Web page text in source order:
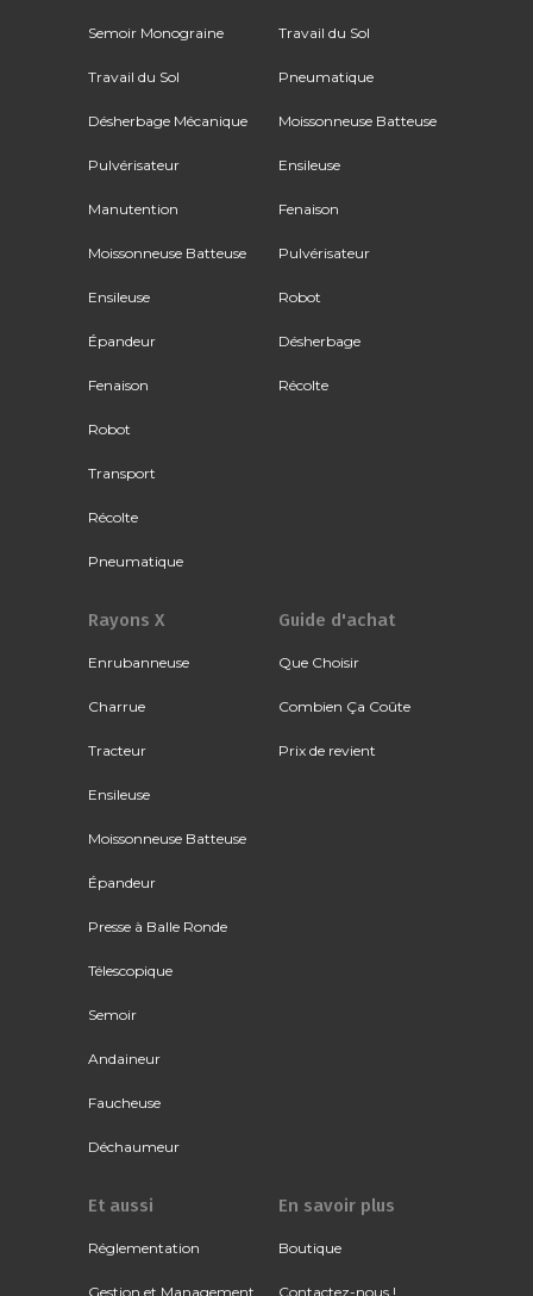
Semoir Monograine
Travail du Sol
Désherbage Mécanique
Pulvérisateur
Manutention
Moissonneuse Batteuse
Ensileuse
Épandeur
Fenaison
Robot
Transport
Récolte
Pneumatique
Travail du Sol
Pneumatique
Moissonneuse Batteuse
Ensileuse
Fenaison
Pulvérisateur
Robot
Désherbage
Récolte
Rayons X
Enrubanneuse
Charrue
Tracteur
Ensileuse
Moissonneuse Batteuse
Épandeur
Presse à Balle Ronde
Télescopique
Semoir
Andaineur
Faucheuse
Déchaumeur
Guide d'achat
Que Choisir
Combien Ça Coûte
Prix de revient
Et aussi
Réglementation
Gestion et Management
En savoir plus
Boutique
Contactez-nous !